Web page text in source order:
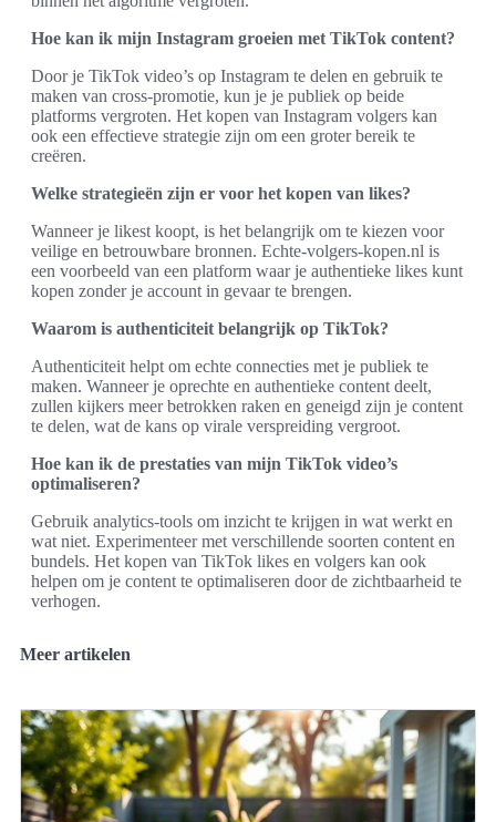
Hoe kan ik mijn Instagram groeien met TikTok content?
Door je TikTok video’s op Instagram te delen en gebruik te
maken van cross-promotie, kun je je publiek op beide
platforms vergroten. Het kopen van Instagram volgers kan
ook een effectieve strategie zijn om een groter bereik te
creëren.
Welke strategieën zijn er voor het kopen van likes?
Wanneer je likest koopt, is het belangrijk om te kiezen voor
veilige en betrouwbare bronnen. Echte-volgers-kopen.nl is
een voorbeeld van een platform waar je authentieke likes kunt
kopen zonder je account in gevaar te brengen.
Waarom is authenticiteit belangrijk op TikTok?
Authenticiteit helpt om echte connecties met je publiek te
maken. Wanneer je oprechte en authentieke content deelt,
zullen kijkers meer betrokken raken en geneigd zijn je content
te delen, wat de kans op virale verspreiding vergroot.
Hoe kan ik de prestaties van mijn TikTok video’s
optimaliseren?
Gebruik analytics-tools om inzicht te krijgen in wat werkt en
wat niet. Experimenteer met verschillende soorten content en
bundels. Het kopen van TikTok likes en volgers kan ook
helpen om je content te optimaliseren door de zichtbaarheid te
verhogen.
Meer artikelen